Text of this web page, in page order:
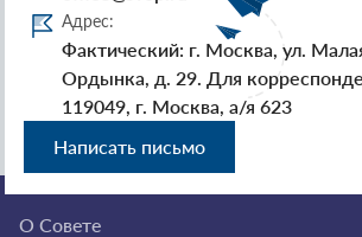
Адрес:
Фактический: г. Москва, ул.
Ордынка, д. 29. Для
119049, г. Москва, а/я 623
Написать письмо
О Совете